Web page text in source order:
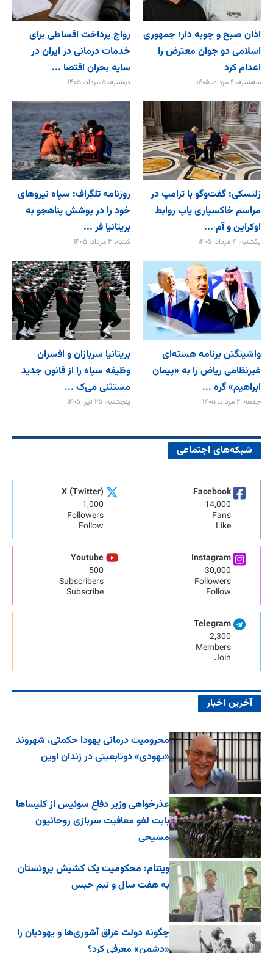
اذان صبح و چوبه دار؛ جمهوری
اسلامی دو جوان معترض را
اعدام کرد
سه‌شنبه، ۶ مرداد، ۱۴۰۵
رواج پرداخت اقساطی برای
خدمات درمانی در ایران در
سایه بحران اقتصا ...
دوشنبه، ۵ مرداد، ۱۴۰۵
زلنسکی: گفت‌وگو با ترامپ در
مراسم خاکسپاری پاپ روابط
اوکراین و آم ...
یکشنبه، ۴ مرداد، ۱۴۰۵
روزنامه تلگراف: سپاه نیروهای
خود را در پوشش پناهجو به
بریتانیا فر ...
شنبه، ۳ مرداد، ۱۴۰۵
واشینگتن برنامه هسته‌ای
غیرنظامی ریاض را به «پیمان‌
ابراهیم» گره ...
جمعه، ۲ مرداد، ۱۴۰۵
بریتانیا سربازان و افسران
وظیفه سپاه را از قانون جدید
مستثنی می‌ک ...
پنجشنبه، ۲۵ تیر، ۱۴۰۵
شبکه‌های اجتماعی
Facebook
14,000
Fans
Like
X (Twitter)
1,000
Followers
Follow
Instagram
30,000
Followers
Follow
Youtube
500
Subscribers
Subscribe
Telegram
2,300
Members
Join
آخرین اخبار
محرومیت درمانی یهودا حکمتی، شهروند
«یهودی» دوتابعیتی در زندان اوین
عذرخواهی وزیر دفاع سوئیس از کلیساها
بابت لغو معافیت سربازی روحانیون
مسیحی
ویتنام: محکومیت یک کشیش پروتستان
به هفت سال و نیم حبس
چگونه دولت عراق آشوری‌ها و یهودیان را
«دشمن» معرفی کرد؟